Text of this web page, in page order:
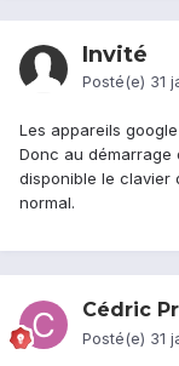
Invité
Posté(e) 31
Les appareils
Donc au démarrage
disponible le clavier
normal.
Cédric
Posté(e) 31